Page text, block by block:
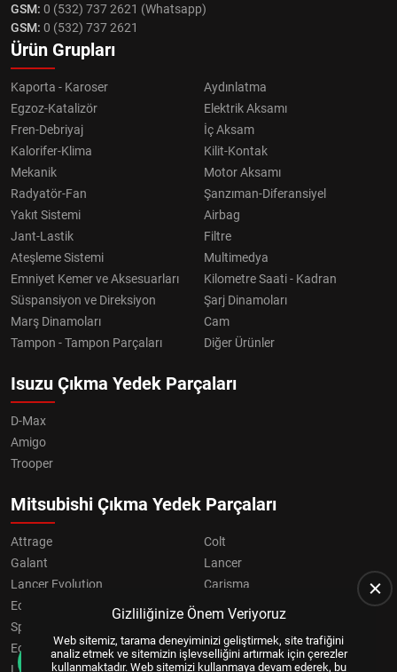
GSM: 0 (532) 737 2621 (Whatsapp)
GSM: 0 (532) 737 2621
Ürün Grupları
Kaporta - Karoser
Aydınlatma
Egzoz-Katalizör
Elektrik Aksamı
Fren-Debriyaj
İç Aksam
Kalorifer-Klima
Kilit-Kontak
Mekanik
Motor Aksamı
Radyatör-Fan
Şanzıman-Diferansiyel
Yakıt Sistemi
Airbag
Jant-Lastik
Filtre
Ateşleme Sistemi
Multimedya
Emniyet Kemer ve Aksesuarları
Kilometre Saati - Kadran
Süspansiyon ve Direksiyon
Şarj Dinamoları
Marş Dinamoları
Cam
Tampon - Tampon Parçaları
Diğer Ürünler
Isuzu Çıkma Yedek Parçaları
D-Max
Amigo
Trooper
Mitsubishi Çıkma Yedek Parçaları
Attrage
Colt
Galant
Lancer
Lancer Evolution
Carisma
Eclipse
Grandis
Space Star
Eclipse Cross
OUTLANDER
Gizliliğinize Önem Veriyoruz
Web sitemiz, tarama deneyiminizi geliştirmek, site trafiğini
analiz etmek ve sitemizin işlevselliğini artırmak için çerezler
kullanmaktadır. Web sitemizi kullanmaya devam ederek, bu